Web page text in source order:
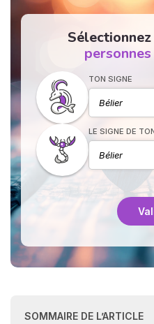
TON SIGNE
LE SIGNE DE
SOMMAIRE DE L’ARTICLE